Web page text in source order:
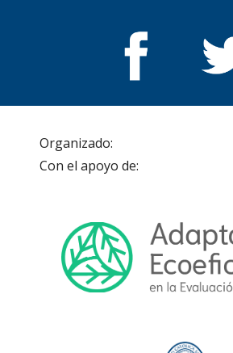
Organizado:
Con el apoyo de: